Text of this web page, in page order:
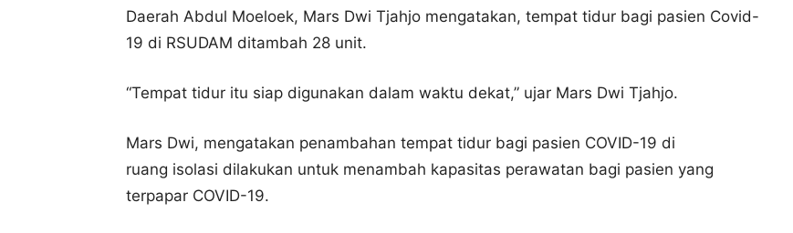
Daerah Abdul Moeloek, Mars Dwi Tjahjo mengatakan, tempat tidur bagi pasien Covid-
19 di RSUDAM ditambah 28 unit.
“Tempat tidur itu siap digunakan dalam waktu dekat,” ujar Mars Dwi Tjahjo.
Mars Dwi, mengatakan penambahan tempat tidur bagi pasien COVID-19 di
ruang isolasi dilakukan untuk menambah kapasitas perawatan bagi pasien yang
terpapar COVID-19.